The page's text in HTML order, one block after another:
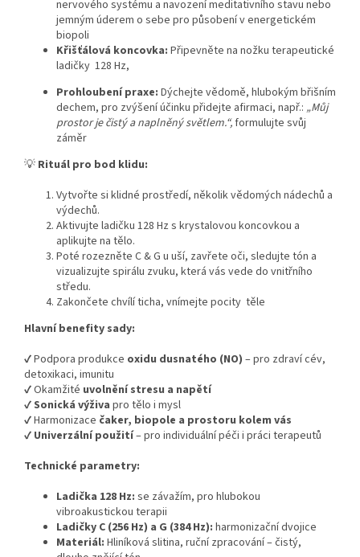
nervového systému a navození meditativního stavu nebo
jemným úderem o sebe pro působení v energetickém
biopoli
Křišťálová koncovka: Připevněte na nožku terapeutické
ladičky 128 Hz,
Prohloubení praxe: Dýchejte vědomě, hlubokým břišním
dechem, pro zvýšení účinku přidejte afirmaci, např.: „Můj
prostor je čistý a naplněný světlem.“,formulujte svůj
záměr
💡 Rituál pro bod klidu:
Vytvořte si klidné prostředí, několik vědomých nádechů a
výdechů.
Aktivujte ladičku 128 Hz s krystalovou koncovkou a
aplikujte na tělo.
Poté rozezněte C & G u uší, zavřete oči, sledujte tón a
vizualizujte spirálu zvuku, která vás vede do vnitřního
středu.
Zakončete chvílí ticha, vnímejte pocity těle
Hlavní benefity sady:
✔ Podpora produkce oxidu dusnatého (NO) – pro zdraví cév,
detoxikaci, imunitu
✔ Okamžité uvolnění stresu a napětí
✔Sonická výživa pro tělo i mysl
✔ Harmonizace čaker, biopole a prostoru kolem vás
✔ Univerzální použití– pro individuální péči i práci terapeutů
Technické parametry:
Ladička 128 Hz: se závažím, pro hlubokou
vibroakustickou terapii
Ladičky C (256 Hz) a G (384 Hz): harmonizační dvojice
Materiál: Hliníková slitina, ruční zpracování – čistý,